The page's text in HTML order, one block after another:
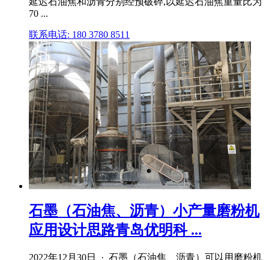
70 ...
联系电话: 180 3780 8511
石墨（石油焦、沥青）小产量磨粉机
应用设计思路青岛优明科 ...
2022年12月30日 · 石墨（石油焦、沥青）可以用磨粉机